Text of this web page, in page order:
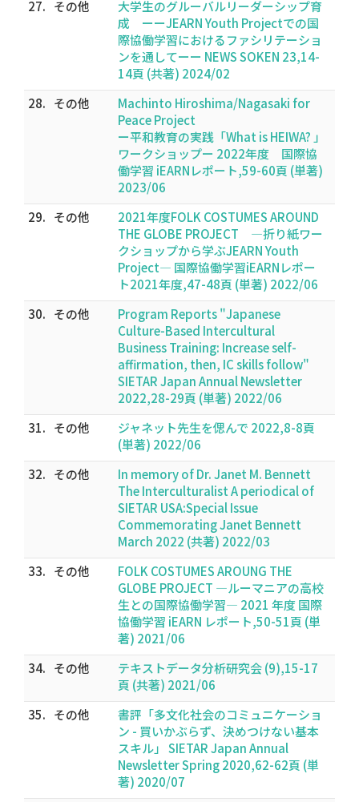
27. その他
大学生のグルーバルリーダーシップ育
成 ーーJEARN Youth Projectでの国
際協働学習におけるファシリテーショ
ンを通してーー NEWS SOKEN 23,14-
14頁 (共著) 2024/02
28. その他
Machinto Hiroshima/Nagasaki for
Peace Project
ー平和教育の実践「What is HEIWA? 」
ワークショップー 2022年度 国際協
働学習 iEARNレポート,59-60頁 (単著)
2023/06
29. その他
2021年度FOLK COSTUMES AROUND
THE GLOBE PROJECT ―折り紙ワー
クショップから学ぶJEARN Youth
Project― 国際協働学習iEARNレポー
ト2021年度,47-48頁 (単著) 2022/06
30. その他
Program Reports "Japanese
Culture-Based Intercultural
Business Training: Increase self-
affirmation, then, IC skills follow"
SIETAR Japan Annual Newsletter
2022,28-29頁 (単著) 2022/06
31. その他
ジャネット先生を偲んで 2022,8-8頁
(単著) 2022/06
32. その他
In memory of Dr. Janet M. Bennett
The Interculturalist A periodical of
SIETAR USA:Special Issue
Commemorating Janet Bennett
March 2022 (共著) 2022/03
33. その他
FOLK COSTUMES AROUNG THE
GLOBE PROJECT ―ルーマニアの高校
生との国際協働学習― 2021 年度 国際
協働学習 iEARN レポート,50-51頁 (単
著) 2021/06
34. その他
テキストデータ分析研究会 (9),15-17
頁 (共著) 2021/06
35. その他
書評「多文化社会のコミュニケーショ
ン - 買いかぶらず、決めつけない基本
スキル」 SIETAR Japan Annual
Newsletter Spring 2020,62-62頁 (単
著) 2020/07